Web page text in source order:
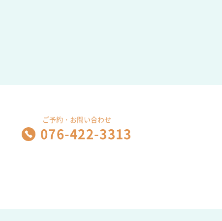
ご予約・お問い合わせ
076-422-3313